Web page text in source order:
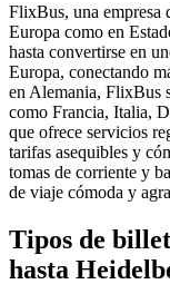
FlixBus, una empresa
Europa como en
hasta convertirse en
Europa, conectando
en Alemania, FlixBus
como Francia, Italia,
que ofrece servicios
tarifas asequibles y
tomas de corriente y
de viaje cómoda y
Tipos de
hasta